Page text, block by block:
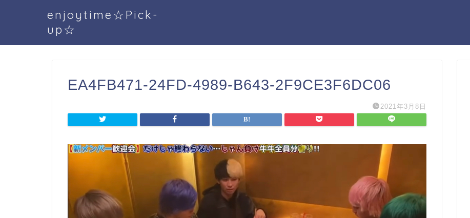
enjoytime☆Pick-
up☆
EA4FB471-24FD-4989-B643-2F9CE3F6DC06
2021年3月8日